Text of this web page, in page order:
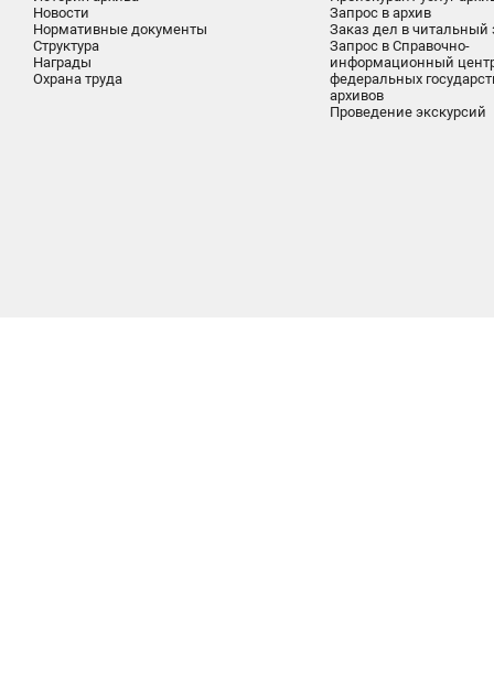
Новости
Нормативные документы
Структура
Награды
Охрана труда
Запрос в архив
Заказ дел в читальный
Запрос в Справочно-
информационный
федеральных
архивов
Проведение экскурсий